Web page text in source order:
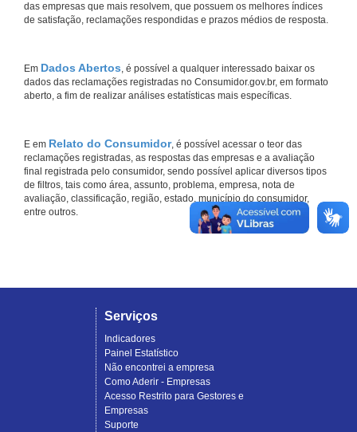
das empresas que mais resolvem, que possuem os melhores índices
de satisfação, reclamações respondidas e prazos médios de resposta.
Em Dados Abertos, é possível a qualquer interessado baixar os
dados das reclamações registradas no Consumidor.gov.br, em formato
aberto, a fim de realizar análises estatísticas mais específicas.
E em Relato do Consumidor, é possível acessar o teor das
reclamações registradas, as respostas das empresas e a avaliação
final registrada pelo consumidor, sendo possível aplicar diversos tipos
de filtros, tais como área, assunto, problema, empresa, nota de
avaliação, classificação, região, estado, município do consumidor,
entre outros.
Serviços
Indicadores
Painel Estatístico
Não encontrei a empresa
Como Aderir - Empresas
Acesso Restrito para Gestores e
Empresas
Suporte